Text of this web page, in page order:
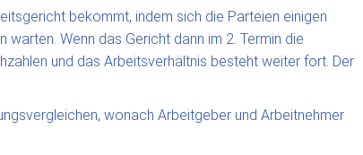
bekommt, indem sich die Parteien einigen
warten. Wenn das Gericht dann im 2. Termin die
und das Arbeitsverhältnis besteht weiter fort. Der
wonach Arbeitgeber und Arbeitnehmer